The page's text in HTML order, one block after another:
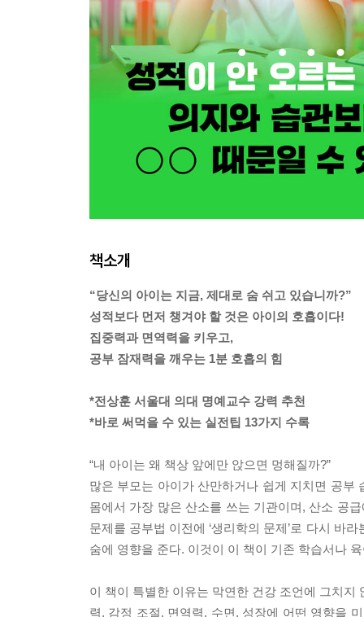
책소개
“당신의 아이는 지금, 제대로 숨 쉬고 있습니까?”
성적보다 먼저 챙겨야 할 것은 아이의 호흡이다!
집중력과 면역력을 키우고,
공부 잠재력을 깨우는 1분 호흡의 힘
*전상훈 서울대 의대 명예교수 강력 추천
*바로 써먹을 수 있는 실전팁 13가지 수록
“내 아이는 왜 책상 앞에만 앉으면 멍해질까?”
많은 부모는 아이가 산만하거나 쉽게 지치면 공부
몸에서 가장 많은 산소를 쓰는 기관이며, 산소 공
문제를 공부법 이전에 ‘생리학의 문제’로 다시 바
숨에 영향을 준다. 이것이 이 책이 기존 학습서나
이 책이 특별한 이유는 막연한 건강 조언에 그치
력, 감정 조절, 면역력, 수면, 성장에 어떤 영향을